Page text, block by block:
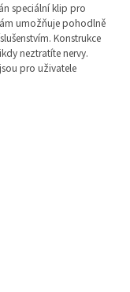
speciální klip pro
umožňuje pohodlně
Konstrukce
neztratíte nervy.
pro uživatele